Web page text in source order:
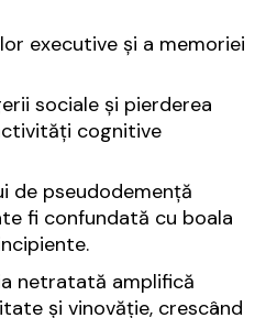
executive și a memoriei
sociale și pierderea
cognitive
de pseudodemență
fi confundată cu boala
netratată amplifică
și vinovăție, crescând